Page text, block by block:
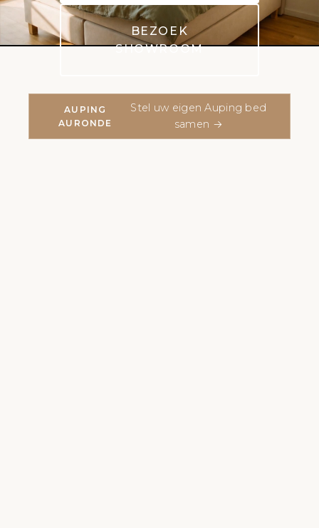
BEZOEK
SHOWROOM
AUPING
AURONDE
Stel uw eigen Auping bed
samen →